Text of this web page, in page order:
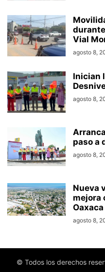
Vial
agosto 8,
Inician
agosto 8,
paso a
agosto 8,
Nueva
mejora
agosto 8,
© Todos los derechos